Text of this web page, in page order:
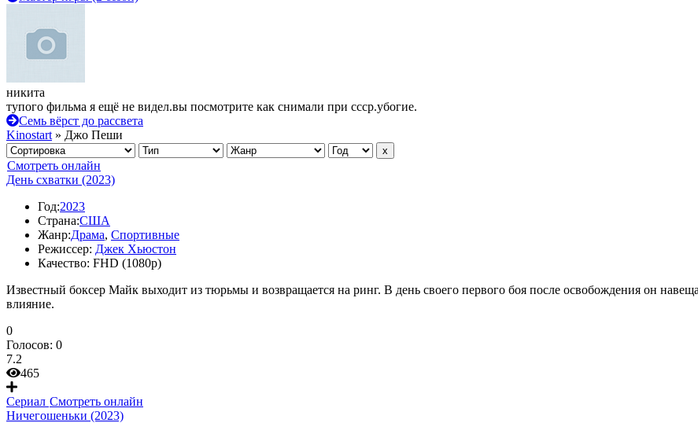
никита
тупого фильма я ещё не видел.вы посмотрите как снимали при ссср.убогие.
Семь вёрст до рассвета
Kinostart » Джо Пеши
Смотреть онлайн
День схватки (2023)
Год:2023
Страна:США
Жанр:Драма, Спортивные
Режиссер: Джек Хьюстон
Качество: FHD (1080p)
Известный боксер Майк выходит из тюрьмы и возвращается на ринг. В день своего первого боя после освобождения он
влияние.
0
Голосов: 0
7.2
465
Сериал Смотреть онлайн
Ничегошеньки (2023)